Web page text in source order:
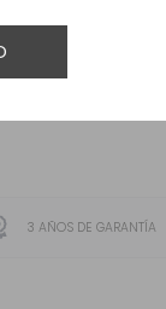
3 AÑOS DE GARANTÍA